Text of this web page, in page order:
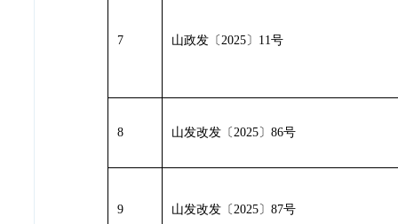
7 山政发 〔 2025 〕 11号
8 山发改发 〔 2025 〕 86号
9 山发改发 〔 2025 〕 87号